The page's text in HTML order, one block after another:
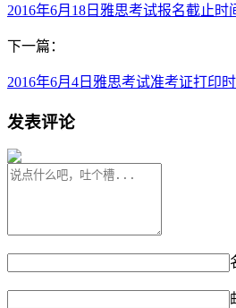
2016年6月18日雅思考试报名截止时
下一篇：
2016年6月4日雅思考试准考证打印
发表评论